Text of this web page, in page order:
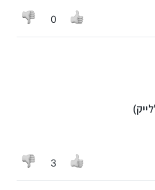
0
בכל מקרה לשאלתך, תחפש בהתחל את התוכנה ABBYY
3